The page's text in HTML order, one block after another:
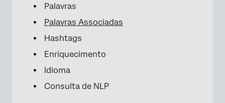
Palavras
Palavras Associadas
Hashtags
Enriquecimento
Idioma
Consulta de NLP